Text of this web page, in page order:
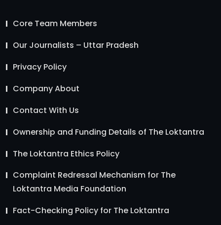
Core Team Members
Our Journalists – Uttar Pradesh
Privacy Policy
Company About
Contact With Us
Ownership and Funding Details of The Loktantra
The Loktantra Ethics Policy
Complaint Redressal Mechanism for The
Loktantra Media Foundation
Fact-Checking Policy for The Loktantra